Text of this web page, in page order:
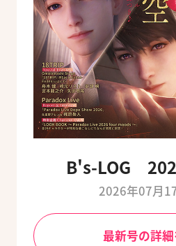
B's-LOG
2026年07月
最新号の詳